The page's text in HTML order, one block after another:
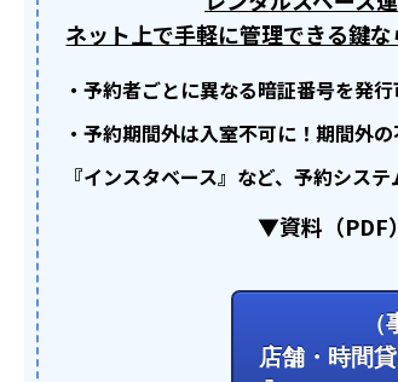
ネット上で手軽に管理できる鍵
・予約者ごとに異なる暗証番号を発
・予約期間外は入室不可に！期間外
『インスタベース』など、予約シス
▼資料（PDF
店舗・時間
ユニバーサルアクセスキー＆かぎ
パス
他社スマートロックとの連携
システム連携トップ
連携システム一覧
API連携
製品情報
製品情報トップ
製品ラインナップ
利用事例
利用事例トップ